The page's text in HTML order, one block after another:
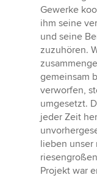
Gewerke
ihm seine
und seine
zuzuhören.
gemeinsam
verworfen,
umgesetzt.
jeder Zeit
lieben unser
Projekt war